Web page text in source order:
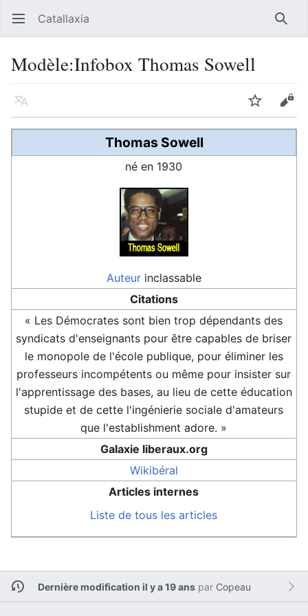
Ouvrir le menu principal Catallaxia
Modèle:Infobox Thomas Sowell
Langue Suivre
Thomas Sowell
né en 1930
Auteurinclassable
Citations
« Les Démocrates sont bien trop dépendants des
syndicats d'enseignants pour être capables de briser
le monopole de l'école publique, pour éliminer les
professeurs incompétents ou même pour insister sur
l'apprentissage des bases, au lieu de cette éducation
stupide et de cette l'ingénierie sociale d'amateurs
que l'establishment adore. »
Galaxie liberaux.org
Wikibéral
Articles internes
Liste de tous les articles
Dernière modification il y a 19 anspar Copeau